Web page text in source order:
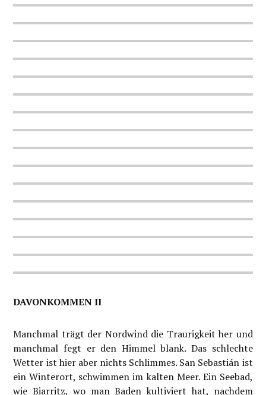
DAVONKOMMEN II
Manchmal trägt der Nordwind die Traurigkeit her und
manchmal fegt er den Himmel blank. Das schlechte
Wetter ist hier aber nichts Schlimmes. San Sebastián ist
ein Winterort, schwimmen im kalten Meer. Ein Seebad,
wie Biarritz, wo man Baden kultiviert hat, nachdem